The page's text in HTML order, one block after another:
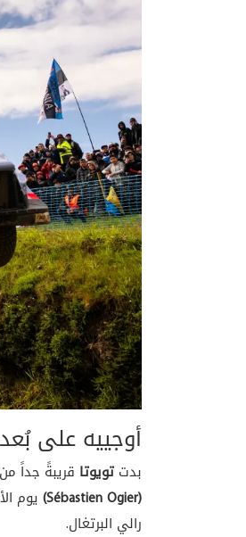
أوجييه على
بدت تويوتا قريبةً جداً
(Sébastien Ogier)
يوم
رالي البرتغال.